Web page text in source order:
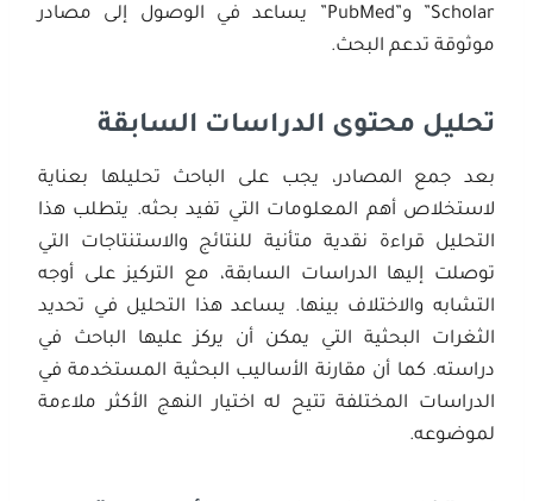
Scholar” و”PubMed” يساعد في الوصول إلى مصادر
موثوقة تدعم البحث.
تحليل محتوى الدراسات السابقة
بعد جمع المصادر، يجب على الباحث تحليلها بعناية
لاستخلاص أهم المعلومات التي تفيد بحثه. يتطلب هذا
التحليل قراءة نقدية متأنية للنتائج والاستنتاجات التي
توصلت إليها الدراسات السابقة، مع التركيز على أوجه
التشابه والاختلاف بينها. يساعد هذا التحليل في تحديد
الثغرات البحثية التي يمكن أن يركز عليها الباحث في
دراسته. كما أن مقارنة الأساليب البحثية المستخدمة في
الدراسات المختلفة تتيح له اختيار النهج الأكثر ملاءمة
لموضوعه.